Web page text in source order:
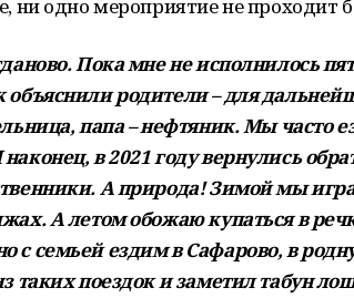
ни одно мероприятие не проходит
Пока мне не исполнилось
объяснили родители – для
папа – нефтяник. Мы часто
в 2021 году вернулись
А природа! Зимой мы
А летом обожаю купаться в
с семьей ездим в Сафарово, в
таких поездок и заметил табун